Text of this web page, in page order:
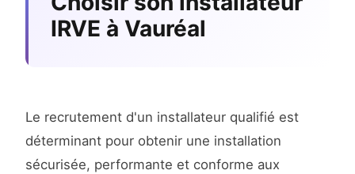
IRVE à Vauréal
Le recrutement d'un installateur qualifié est
déterminant pour obtenir une installation
sécurisée, performante et conforme aux